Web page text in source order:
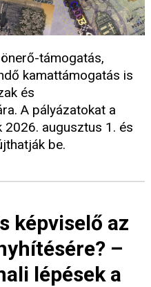
támogatás,
kamattámogatás is
és
A pályázatokat a
2026. augusztus 1. és
be.
képviselő az
–
lépések a